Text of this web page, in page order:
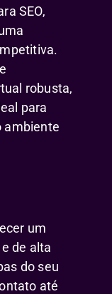
SEO,
robusta,
para
ambiente
um
de alta
do seu
até